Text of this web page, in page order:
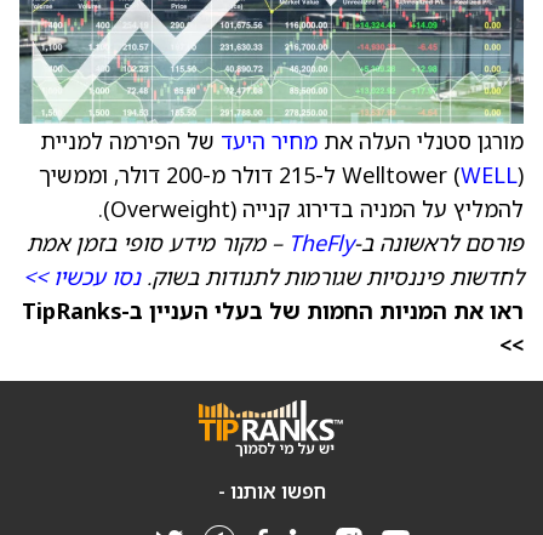
מורגן סטנלי העלה את מחיר היעד של הפירמה למניית
Welltower (WELL
) ל-215 דולר מ-200 דולר, וממשיך
להמליץ על המניה בדירוג קנייה (Overweight).
פורסם לראשונה ב-TheFly – מקור מידע סופי בזמן אמת
לחדשות פיננסיות שגורמות לתנודות בשוק.נסו עכשיו >>
ראו את המניות החמות של בעלי העניין ב-TipRanks
>>
חפשו אותנו -